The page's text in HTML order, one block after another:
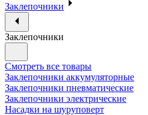
Заклепочники
Заклепочники
Смотреть все товары
Заклепочники аккумуляторные
Заклепочники пневматические
Заклепочники электрические
Насадки на шуруповерт